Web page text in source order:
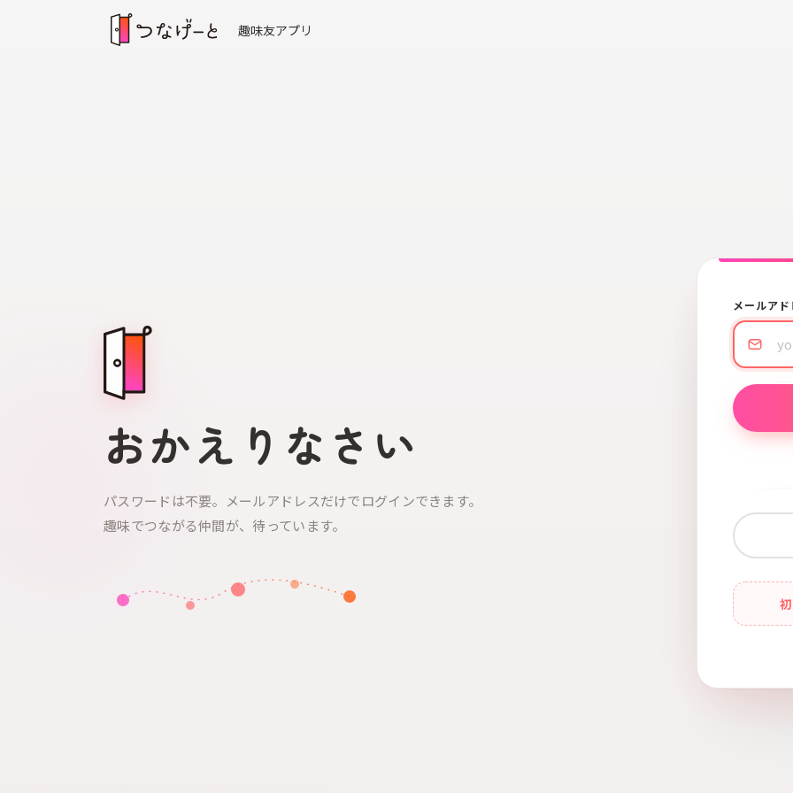
趣味友アプリ
おかえりなさい
パスワードは不要。メールアドレスだけでログインできます。
趣味でつながる仲間が、待っています。
メールア